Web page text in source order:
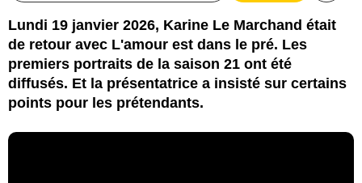
Lundi 19 janvier 2026, Karine Le Marchand était
de retour avec L'amour est dans le pré. Les
premiers portraits de la saison 21 ont été
diffusés. Et la présentatrice a insisté sur certains
points pour les prétendants.